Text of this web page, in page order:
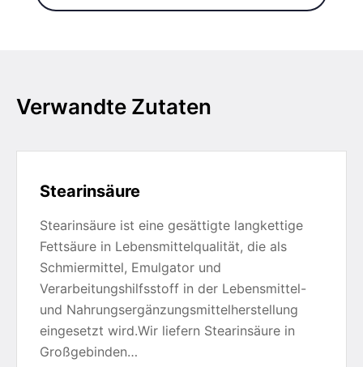
Verwandte Zutaten
Stearinsäure
Stearinsäure ist eine gesättigte langkettige
Fettsäure in Lebensmittelqualität, die als
Schmiermittel, Emulgator und
Verarbeitungshilfsstoff in der Lebensmittel-
und Nahrungsergänzungsmittelherstellung
eingesetzt wird.Wir liefern Stearinsäure in
Großgebinden…